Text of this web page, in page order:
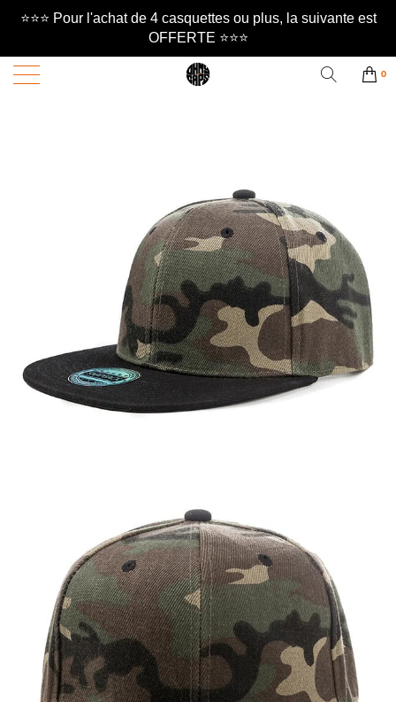
⭐️⭐️⭐️ Pour l'achat de 4 casquettes ou plus, la suivante est
OFFERTE ⭐️⭐️⭐️
0